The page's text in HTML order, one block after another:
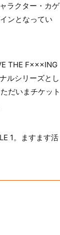
ラクター・カゲ
ンとなってい
THE F×××ING
ルシリーズとし
だいまチケット
1。ますます活